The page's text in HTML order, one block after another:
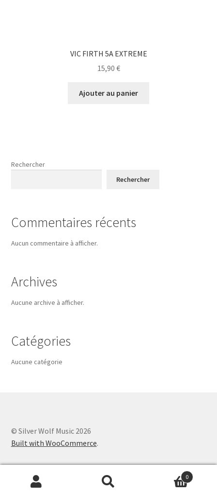
VIC FIRTH 5A EXTREME
15,90 €
Ajouter au panier
Rechercher
Rechercher
Commentaires récents
Aucun commentaire à afficher.
Archives
Aucune archive à afficher.
Catégories
Aucune catégorie
© Silver Wolf Music 2026
Built with WooCommerce.
Recherche
Recherche
0